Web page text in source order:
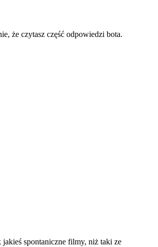
że czytasz część odpowiedzi bota.
jakieś spontaniczne filmy, niż taki ze